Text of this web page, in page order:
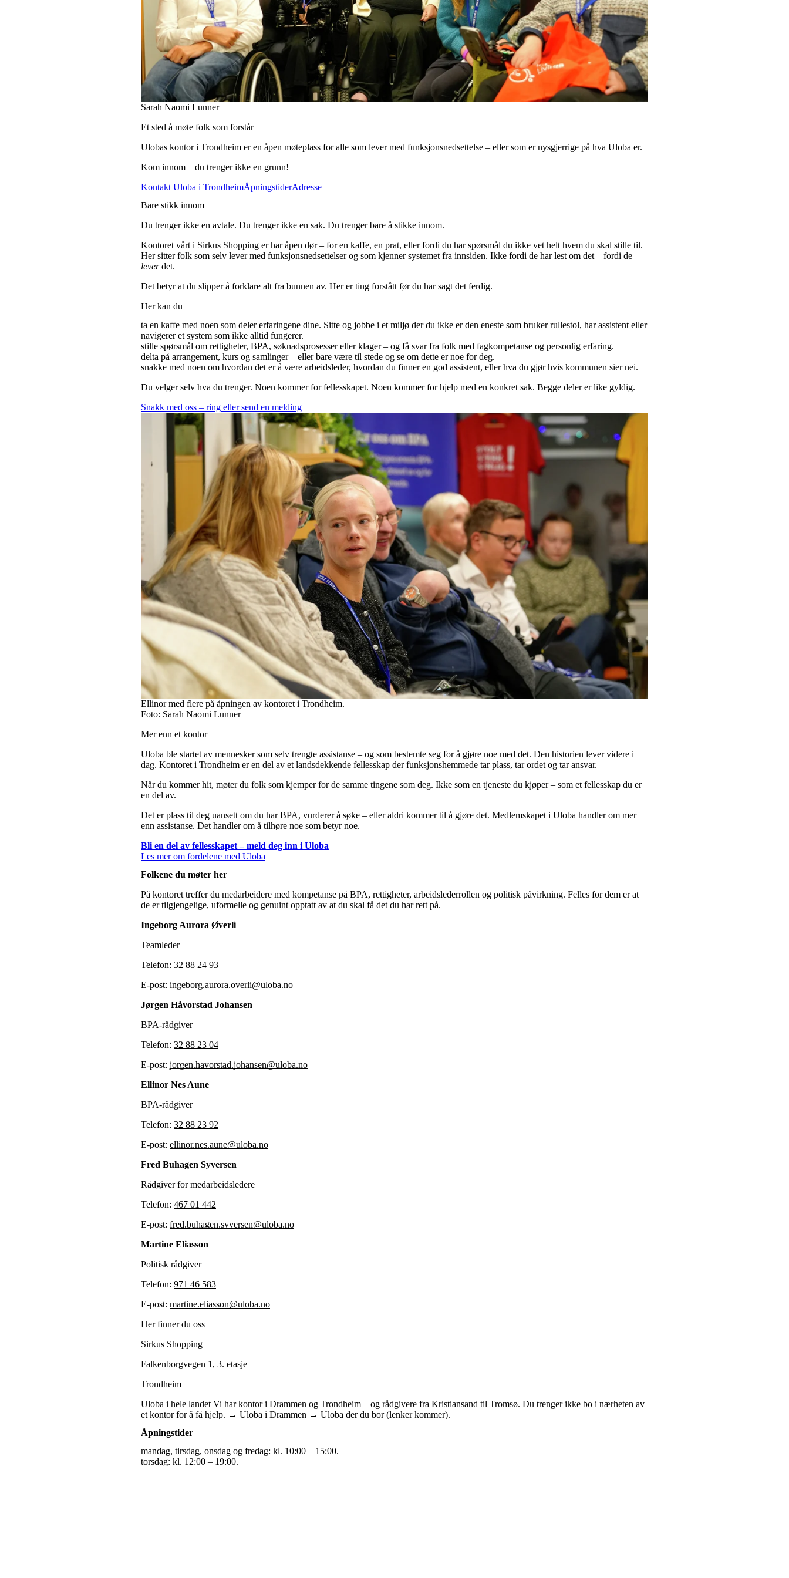
Sarah Naomi Lunner
Et sted å møte folk som forstår
Ulobas kontor i Trondheim er en åpen møteplass for alle som lever med funksjonsnedsettelse – eller som er nysgjerrige på hva Uloba er.
Kom innom – du trenger ikke en grunn!
Kontakt Uloba i TrondheimÅpningstiderAdresse
Bare stikk innom
Du trenger ikke en avtale. Du trenger ikke en sak. Du trenger bare å stikke innom.
Kontoret vårt i Sirkus Shopping er har åpen dør – for en kaffe, en prat, eller fordi du har spørsmål du ikke vet helt hvem du skal stille til.
Her sitter folk som selv lever med funksjonsnedsettelser og som kjenner systemet fra innsiden. Ikke fordi de har lest om det – fordi de
leverdet.
Det betyr at du slipper å forklare alt fra bunnen av. Her er ting forstått før du har sagt det ferdig.
Her kan du
ta en kaffe med noen som deler erfaringene dine. Sitte og jobbe i et miljø der du ikke er den eneste som bruker rullestol, har assistent eller
navigerer et system som ikke alltid fungerer.
stille spørsmål om rettigheter, BPA, søknadsprosesser eller klager – og få svar fra folk med fagkompetanse og personlig erfaring.
delta på arrangement, kurs og samlinger – eller bare være til stede og se om dette er noe for deg.
snakke med noen om hvordan det er å være arbeidsleder, hvordan du finner en god assistent, eller hva du gjør hvis kommunen sier nei.
Du velger selv hva du trenger. Noen kommer for fellesskapet. Noen kommer for hjelp med en konkret sak. Begge deler er like gyldig.
Snakk med oss – ring eller send en melding
Ellinor med flere på åpningen av kontoret i Trondheim.
Foto: Sarah Naomi Lunner
Mer enn et kontor
Uloba ble startet av mennesker som selv trengte assistanse – og som bestemte seg for å gjøre noe med det. Den historien lever videre i
dag. Kontoret i Trondheim er en del av et landsdekkende fellesskap der funksjonshemmede tar plass, tar ordet og tar ansvar.
Når du kommer hit, møter du folk som kjemper for de samme tingene som deg. Ikke som en tjeneste du kjøper – som et fellesskap du er
en del av.
Det er plass til deg uansett om du har BPA, vurderer å søke – eller aldri kommer til å gjøre det. Medlemskapet i Uloba handler om mer
enn assistanse. Det handler om å tilhøre noe som betyr noe.
Bli en del av fellesskapet – meld deg inn i Uloba
Les mer om fordelene med Uloba
Folkene du møter her
På kontoret treffer du medarbeidere med kompetanse på BPA, rettigheter, arbeidslederrollen og politisk påvirkning. Felles for dem er at
de er tilgjengelige, uformelle og genuint opptatt av at du skal få det du har rett på.
Ingeborg Aurora Øverli
Teamleder
Telefon: 32 88 24 93
E-post: ingeborg.aurora.overli@uloba.no
Jørgen Håvorstad Johansen
BPA-rådgiver
Telefon: 32 88 23 04
E-post: jorgen.havorstad.johansen@uloba.no
Ellinor Nes Aune
BPA-rådgiver
Telefon: 32 88 23 92
E-post: ellinor.nes.aune@uloba.no
Fred Buhagen Syversen
Rådgiver for medarbeidsledere
Telefon: 467 01 442
E-post: fred.buhagen.syversen@uloba.no
Martine Eliasson
Politisk rådgiver
Telefon: 971 46 583
E-post: martine.eliasson@uloba.no
Her finner du oss
Sirkus Shopping
Falkenborgvegen 1, 3. etasje
Trondheim
Uloba i hele landet Vi har kontor i Drammen og Trondheim – og rådgivere fra Kristiansand til Tromsø. Du trenger ikke bo i nærheten av
et kontor for å få hjelp. → Uloba i Drammen → Uloba der du bor (lenker kommer).
Åpningstider
mandag, tirsdag, onsdag og fredag: kl. 10:00 – 15:00.
torsdag: kl. 12:00 – 19:00.